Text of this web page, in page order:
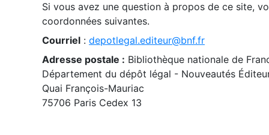
Si vous avez une question à propos de ce site,
coordonnées suivantes.
Courriel : depotlegal.editeur@bnf.fr
Adresse postale : Bibliothèque nationale de
Département du dépôt légal - Nouveautés
Quai François-Mauriac
75706 Paris Cedex 13